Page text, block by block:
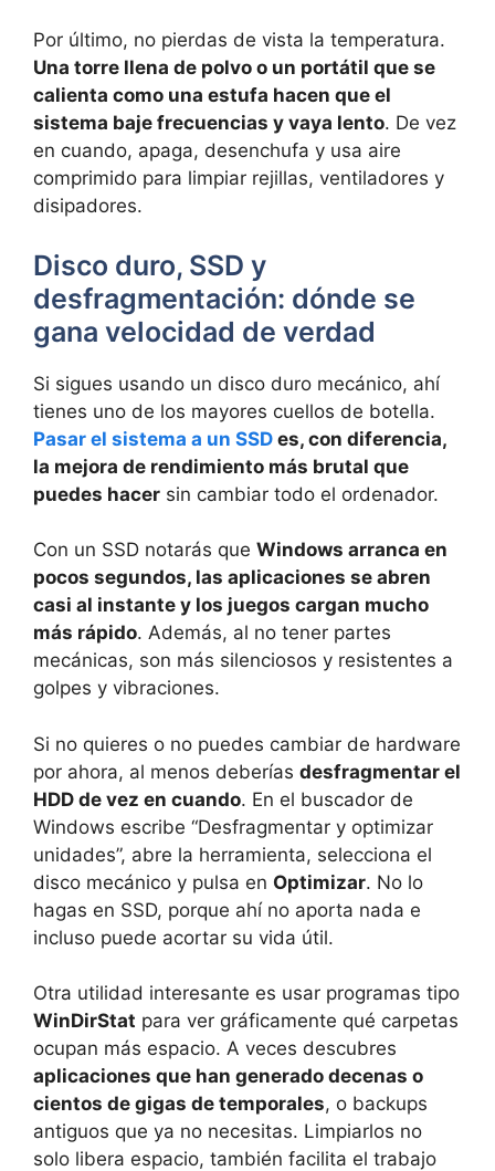
Por último, no pierdas de vista la temperatura.
Una torre llena de polvo o un portátil que se
calienta como una estufa hacen que el
sistema baje frecuencias y vaya lento. De vez
en cuando, apaga, desenchufa y usa aire
comprimido para limpiar rejillas, ventiladores y
disipadores.
Disco duro, SSD y
desfragmentación: dónde se
gana velocidad de verdad
Si sigues usando un disco duro mecánico, ahí
tienes uno de los mayores cuellos de botella.
Pasar el sistema a un SSD es, con diferencia,
la mejora de rendimiento más brutal que
puedes hacer sin cambiar todo el ordenador.
Con un SSD notarás que Windows arranca en
pocos segundos, las aplicaciones se abren
casi al instante y los juegos cargan mucho
más rápido. Además, al no tener partes
mecánicas, son más silenciosos y resistentes a
golpes y vibraciones.
Si no quieres o no puedes cambiar de hardware
por ahora, al menos deberías desfragmentar el
HDD de vez en cuando. En el buscador de
Windows escribe “Desfragmentar y optimizar
unidades”, abre la herramienta, selecciona el
disco mecánico y pulsa en Optimizar. No lo
hagas en SSD, porque ahí no aporta nada e
incluso puede acortar su vida útil.
Otra utilidad interesante es usar programas tipo
WinDirStat para ver gráficamente qué carpetas
ocupan más espacio. A veces descubres
aplicaciones que han generado decenas o
cientos de gigas de temporales, o backups
antiguos que ya no necesitas. Limpiarlos no
solo libera espacio, también facilita el trabajo